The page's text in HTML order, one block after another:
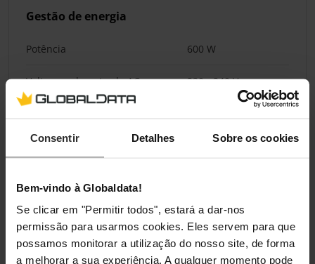
Consentir Detalhes Sobre os cookies
Bem-vindo à Globaldata!
Se clicar em "Permitir todos", estará a dar-nos
permissão para usarmos cookies. Eles servem para que
possamos monitorar a utilização do nosso site, de forma
a melhorar a sua experiência. A qualquer momento pode
Gestão de energia
Potência 600 W
Voltagem de entrada AC 220 - 240 V
Pesos e dimensões
Largura
Profundidade 260 mm
Altura 630 mm